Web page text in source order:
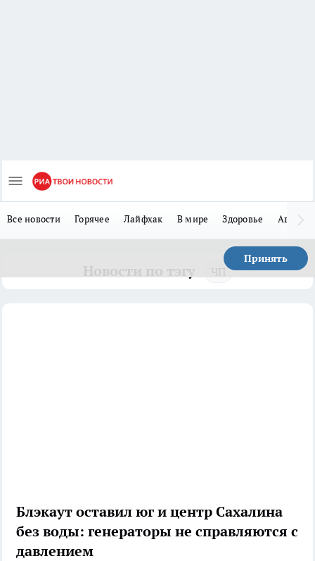
Все новости Горячее Лайфхак В мире Здоровье Авто
Принять
Блэкаут оставил юг и центр Сахалина
без воды: генераторы не справляются с
давлением